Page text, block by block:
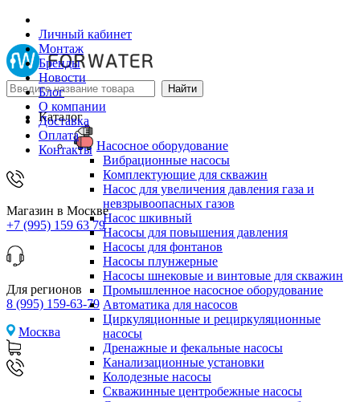
Личный кабинет
Монтаж
Бренды
Новости
Блог
О компании
Доставка
Оплата
Контакты
Магазин в Москве
+7 (995) 159 63 79
Для регионов
8 (995) 159-63-79
Москва
Каталог
Насосное оборудование
Вибрационные насосы
Комплектующие для скважин
Насос для увеличения давления газа и
невзрывоопасных газов
Насос шкивный
Насосы для повышения давления
Насосы для фонтанов
Насосы плунжерные
Насосы шнековые и винтовые для скважин
Промышленное насосное оборудование
Автоматика для насосов
Циркуляционные и рециркуляционные
насосы
Дренажные и фекальные насосы
Канализационные установки
Колодезные насосы
Скважинные центробежные насосы